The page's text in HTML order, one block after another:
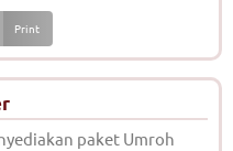
Print
paket Umroh